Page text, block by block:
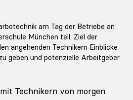
am Tag der Betriebe an
München teil. Ziel der
angehenden Technikern Einblicke
geben und potenzielle Arbeitgeber
Technikern von morgen